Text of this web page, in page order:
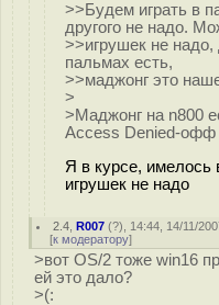
>>Будем играть в
другого не надо.
>>игрушек не
пальмах есть,
>>маджонг это
>
>Маджонг на n800
Access Denied-офф
Я в курсе, имелось
игрушек не надо
2.4 ,R007 (?), 14:44, 14/11/
[к модератору]
>вот OS/2 тоже win16
ей это дало?
>(: